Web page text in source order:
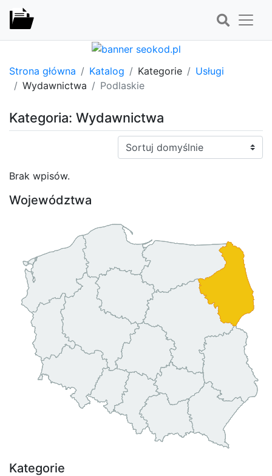
Strona główna Katalog Kategorie
Usługi
Wydawnictwa
Podlaskie
Kategoria: Wydawnictwa
Sortuj:
Brak wpisów.
Województwa
Kategorie